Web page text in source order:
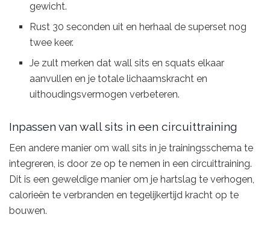
gewicht.
Rust 30 seconden uit en herhaal de superset nog
twee keer.
Je zult merken dat wall sits en squats elkaar
aanvullen en je totale lichaamskracht en
uithoudingsvermogen verbeteren.
Inpassen van wall sits in een circuittraining
Een andere manier om wall sits in je trainingsschema te
integreren, is door ze op te nemen in een circuittraining.
Dit is een geweldige manier om je hartslag te verhogen,
calorieën te verbranden en tegelijkertijd kracht op te
bouwen.